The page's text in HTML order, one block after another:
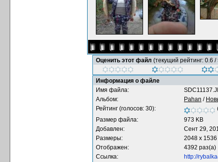
Оценить этот файл (текущий рейтинг: 0.6 /
Информация о файле
Имя файла:
Альбом:
Pahan /
Рейтинг (голосов: 30):
Размер файла:
973 KB
Добавлен:
Сент 29,
Размеры:
2048 x 1536
Отображен:
4392 раз(а)
Ссылка:
http://